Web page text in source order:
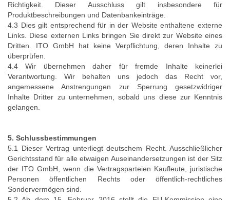
Richtigkeit. Dieser Ausschluss gilt insbesondere für
Produktbeschreibungen und Datenbankeinträge.
4.3 Dies gilt entsprechend für in der Website enthaltene externe
Links. Diese externen Links bringen Sie direkt zur Website eines
Dritten. ITO GmbH hat keine Verpflichtung, deren Inhalte zu
überprüfen.
4.4 Wir übernehmen daher für fremde Inhalte keinerlei
Verantwortung. Wir behalten uns jedoch das Recht vor,
angemessene Anstrengungen zur Sperrung gesetzwidriger
Inhalte Dritter zu unternehmen, sobald uns diese zur Kenntnis
gelangen.
5. Schlussbestimmungen
5.1 Dieser Vertrag unterliegt deutschem Recht. Ausschließlicher
Gerichtsstand für alle etwaigen Auseinandersetzungen ist der Sitz
der ITO GmbH, wenn die Vertragsparteien Kaufleute, juristische
Personen öffentlichen Rechts oder öffentlich-rechtliches
Sondervermögen sind.